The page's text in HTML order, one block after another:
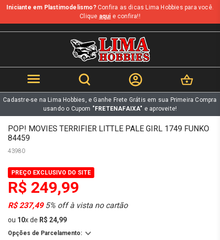
b
Iniciante em Plastimodelismo?Confira as dicas Lima Hobbies para você.
Clique aqui e confira!!
Cadastre-se na Lima Hobbies, e Ganhe Frete Grátis em sua Primeira Compra
usando o Cupom "FRETENAFAIXA" e aproveite!
POP! MOVIES TERRIFIER LITTLE PALE GIRL 1749 FUNKO
84459
43980
PREÇO EXCLUSIVO DO SITE
R$ 249,99
R$ 237,495% off à vista no cartão
ou 10xde R$ 24,99
Opções de Parcelamento: